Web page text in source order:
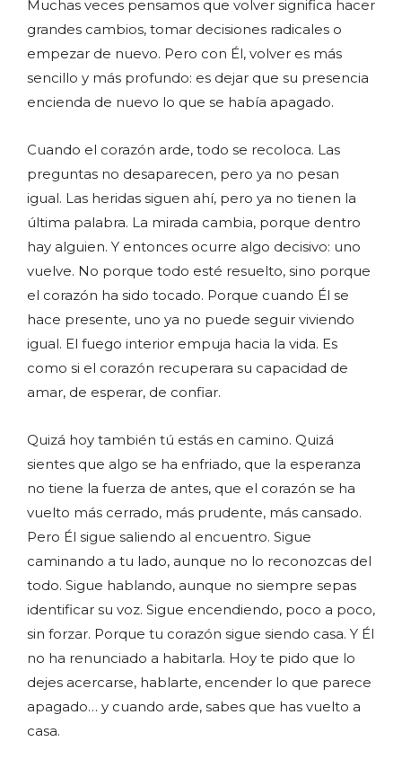
Muchas veces pensamos que volver significa hacer
grandes cambios, tomar decisiones radicales o
empezar de nuevo. Pero con Él, volver es más
sencillo y más profundo: es dejar que su presencia
encienda de nuevo lo que se había apagado.
Cuando el corazón arde, todo se recoloca. Las
preguntas no desaparecen, pero ya no pesan
igual. Las heridas siguen ahí, pero ya no tienen la
última palabra. La mirada cambia, porque dentro
hay alguien. Y entonces ocurre algo decisivo: uno
vuelve. No porque todo esté resuelto, sino porque
el corazón ha sido tocado. Porque cuando Él se
hace presente, uno ya no puede seguir viviendo
igual. El fuego interior empuja hacia la vida. Es
como si el corazón recuperara su capacidad de
amar, de esperar, de confiar.
Quizá hoy también tú estás en camino. Quizá
sientes que algo se ha enfriado, que la esperanza
no tiene la fuerza de antes, que el corazón se ha
vuelto más cerrado, más prudente, más cansado.
Pero Él sigue saliendo al encuentro. Sigue
caminando a tu lado, aunque no lo reconozcas del
todo. Sigue hablando, aunque no siempre sepas
identificar su voz. Sigue encendiendo, poco a poco,
sin forzar. Porque tu corazón sigue siendo casa. Y Él
no ha renunciado a habitarla. Hoy te pido que lo
dejes acercarse, hablarte, encender lo que parece
apagado… y cuando arde, sabes que has vuelto a
casa.